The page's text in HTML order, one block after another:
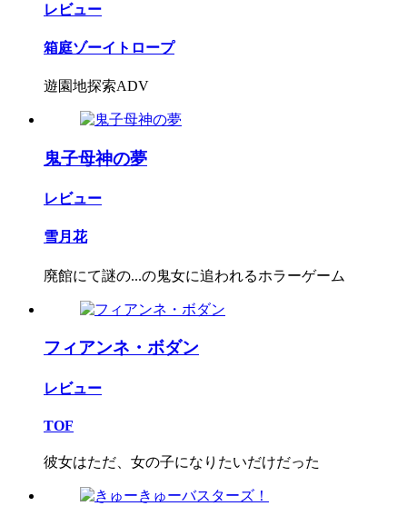
レビュー
箱庭ゾーイトロープ
遊園地探索ADV
鬼子母神の夢
レビュー
雪月花
廃館にて謎の...の鬼女に追われるホラーゲーム
フィアンネ・ボダン
レビュー
TOF
彼女はただ、女の子になりたいだけだった